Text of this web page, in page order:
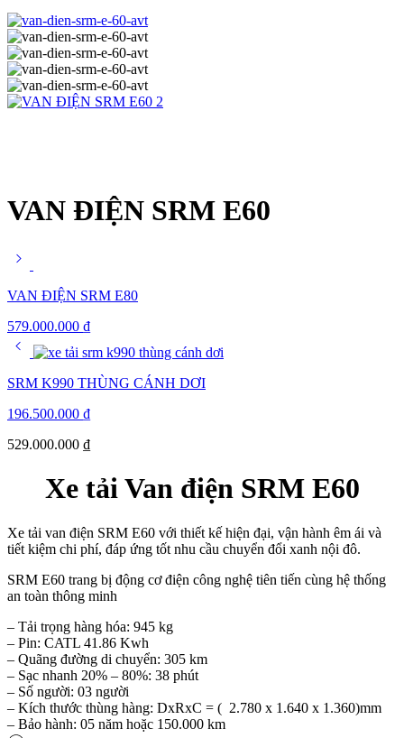
VAN ĐIỆN SRM E60
VAN ĐIỆN SRM E80
579.000.000 ₫
SRM K990 THÙNG CÁNH DƠI
196.500.000 ₫
529.000.000 ₫
Xe tải Van điện SRM E60
Xe tải van điện SRM E60 với thiết kế hiện đại, vận hành êm ái và
tiết kiệm chi phí, đáp ứng tốt nhu cầu chuyển đổi xanh nội đô.
SRM E60 trang bị động cơ điện công nghệ tiên tiến cùng hệ thống
an toàn thông minh
– Tải trọng hàng hóa: 945 kg
– Pin: CATL 41.86 Kwh
– Quãng đường di chuyển: 305 km
– Sạc nhanh 20% – 80%: 38 phút
– Số người: 03 người
– Kích thước thùng hàng: DxRxC = ( 2.780 x 1.640 x 1.360)mm
– Bảo hành: 05 năm hoặc 150.000 km